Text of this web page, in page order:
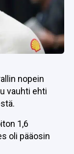
nopein
vauhti ehti
1,6
oli pääosin